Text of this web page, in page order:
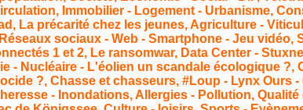
Immobilier - Logement - Urbanisme,
La précarité chez les jeunes, Agriculture -
sociaux - Web - Smartphone - Jeu vidéo,
1 et 2, Le ransomwar, Data Center -
- Nucléaire - L'éolien un scandale écologique ?,
?, Chasse et chasseurs, #Loup - Lynx Ours
- Inondations, Allergies - Pollution,